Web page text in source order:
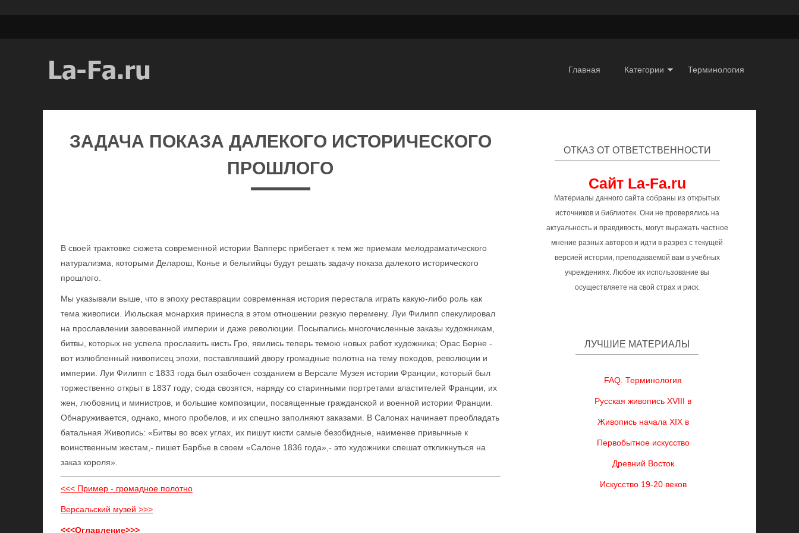
Главная Категории Терминология
ЗАДАЧА ПОКАЗА ДАЛЕКОГО ИСТОРИЧЕСКОГО
ПРОШЛОГО
В своей трактовке сюжета современной истории Вапперс прибегает к тем же приемам мелодраматического
натурализма, которыми Деларош, Конье и бельгийцы будут решать задачу показа далекого исторического
прошлого.
Мы указывали выше, что в эпоху реставрации современная история перестала играть какую-либо роль как
тема живописи. Июльская монархия принесла в этом отношении резкую перемену. Луи Филипп спекулировал
на прославлении завоеванной империи и даже революции. Посыпались многочисленные заказы художникам,
битвы, которых не успела прославить кисть Гро, явились теперь темою новых работ художника; Орас Берне -
вот излюбленный живописец эпохи, поставлявший двору громадные полотна на тему походов, революции и
империи. Луи Филипп с 1833 года был озабочен созданием в Версале Музея истории Франции, который был
торжественно открыт в 1837 году; сюда свозятся, наряду со старинными портретами властителей Франции, их
жен, любовниц и министров, и большие композиции, посвященные гражданской и военной истории Франции.
Обнаруживается, однако, много пробелов, и их спешно заполняют заказами. В Салонах начинает преобладать
батальная Живопись: «Битвы во всех углах, их пишут кисти самые безобидные, наименее привычные к
воинственным жестам,- пишет Барбье в своем «Салоне 1836 года»,- это художники спешат откликнуться на
заказ короля».
<<< Пример - громадное полотно
Версальский музей >>>
<<<Оглавление>>>
ОТКАЗ ОТ ОТВЕТСТВЕННОСТИ
Сайт La-Fa.ru
Материалы данного сайта собраны из открытых
источников и библиотек. Они не проверялись на
актуальность и правдивость, могут выражать частное
мнение разных авторов и идти в разрез с текущей
версией истории, преподаваемой вам в учебных
учреждениях. Любое их использование вы
осуществляете на свой страх и риск.
ЛУЧШИЕ МАТЕРИАЛЫ
FAQ. Терминология
Русская живопись XVIII в
Живопись начала XIX в
Первобытное искусство
Древний Восток
Искусство 19-20 веков